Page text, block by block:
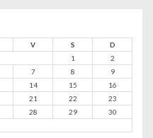
V S
D
1
2
7 8
9
14 15
16
21 22
23
28 29
30